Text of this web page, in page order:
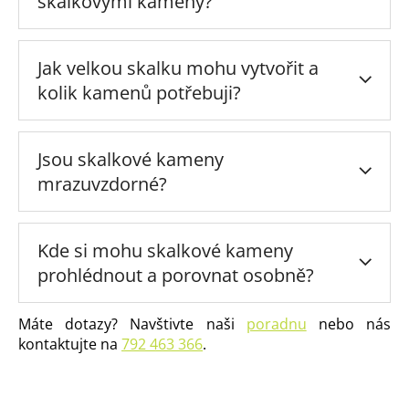
Jak velkou skalku mohu vytvořit a
kolik kamenů potřebuji?
Jsou skalkové kameny
mrazuvzdorné?
Kde si mohu skalkové kameny
prohlédnout a porovnat osobně?
Máte dotazy? Navštivte naši poradnu nebo nás
kontaktujte na 792 463 366.